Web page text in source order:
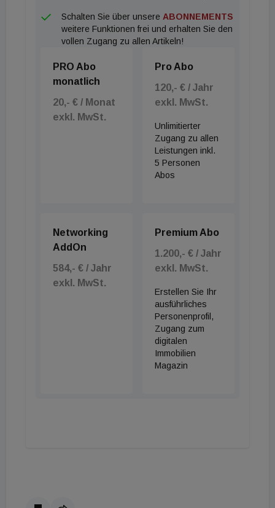
Schalten Sie über unsere ABONNEMENTS
weitere Funktionen frei und erhalten Sie den
vollen Zugang zu allen Artikeln!
PRO Abo
monatlich
20,- € / Monat
exkl. MwSt.
Pro Abo
120,- € / Jahr
exkl. MwSt.
Unlimitierter
Zugang zu allen
Leistungen inkl.
5 Personen
Abos
Networking
AddOn
584,- € / Jahr
exkl. MwSt.
Premium Abo
1.200,- € / Jahr
exkl. MwSt.
Erstellen Sie Ihr
ausführliches
Personenprofil,
Zugang zum
digitalen
Immobilien
Magazin